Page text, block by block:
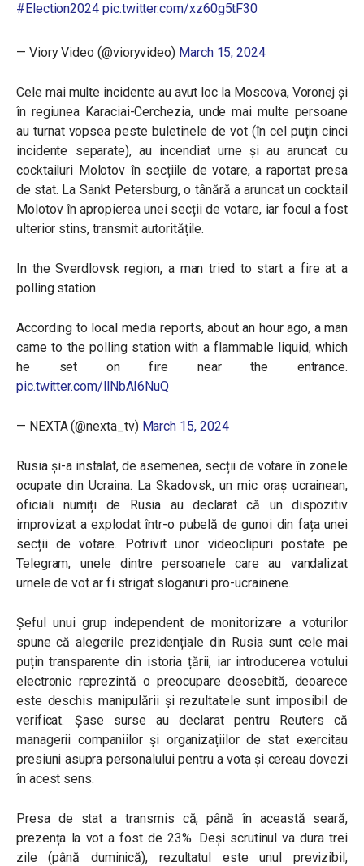
#Election2024 pic.twitter.com/xz60g5tF30
— Viory Video (@vioryvideo) March 15, 2024
Cele mai multe incidente au avut loc la Moscova, Voronej și
în regiunea Karaciai-Cerchezia, unde mai multe persoane
au turnat vopsea peste buletinele de vot (în cel puțin cinci
incidente separate), au incendiat urne și au aruncat cu
cocktailuri Molotov în secțiile de votare, a raportat presa
de stat. La Sankt Petersburg, o tânără a aruncat un cocktail
Molotov în apropierea unei secții de votare, iar focul a fost
ulterior stins, transmit autoritățile.
In the Sverdlovsk region, a man tried to start a fire at a
polling station
According to local media reports, about an hour ago, a man
came to the polling station with a flammable liquid, which
he set on fire near the entrance.
pic.twitter.com/llNbAI6NuQ
— NEXTA (@nexta_tv) March 15, 2024
Rusia și-a instalat, de asemenea, secții de votare în zonele
ocupate din Ucraina. La Skadovsk, un mic oraș ucrainean,
oficiali numiți de Rusia au declarat că un dispozitiv
improvizat a explodat într-o pubelă de gunoi din fața unei
secții de votare. Potrivit unor videoclipuri postate pe
Telegram, unele dintre persoanele care au vandalizat
urnele de vot ar fi strigat sloganuri pro-ucrainene.
Șeful unui grup independent de monitorizare a voturilor
spune că alegerile prezidențiale din Rusia sunt cele mai
puțin transparente din istoria țării, iar introducerea votului
electronic reprezintă o preocupare deosebită, deoarece
este deschis manipulării și rezultatele sunt imposibil de
verificat. Șase surse au declarat pentru Reuters că
managerii companiilor și organizațiilor de stat exercitau
presiuni asupra personalului pentru a vota și cereau dovezi
în acest sens.
Presa de stat a transmis că, până în această seară,
prezența la vot a fost de 23%. Deși scrutinul va dura trei
zile (până duminică), rezultatul este unul previzibil,